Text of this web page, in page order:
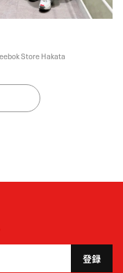
Store Hakata
登録